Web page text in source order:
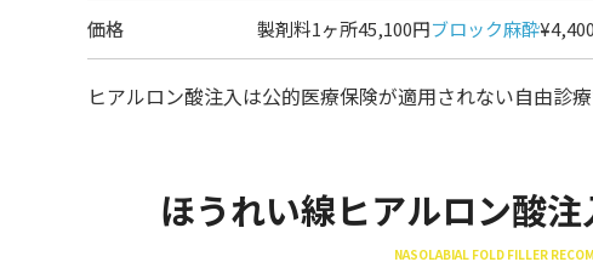
価格 製剤料1ヶ所45,100円ブロック麻酔¥4,400
ヒアルロン酸注入は公的医療保険が適用されない自由診療
ほうれい線ヒアルロン酸
NASOLABIAL FOLD FILLER